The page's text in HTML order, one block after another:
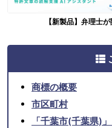
【新製品】弁理士
商標の概要
市区町村
「千葉市(千葉県)